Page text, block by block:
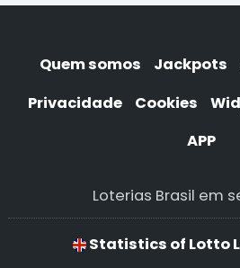
Quem somos Jackpots
Privacidade
Cookies
APP
Loterias Brasil em
Statistics of Lotto